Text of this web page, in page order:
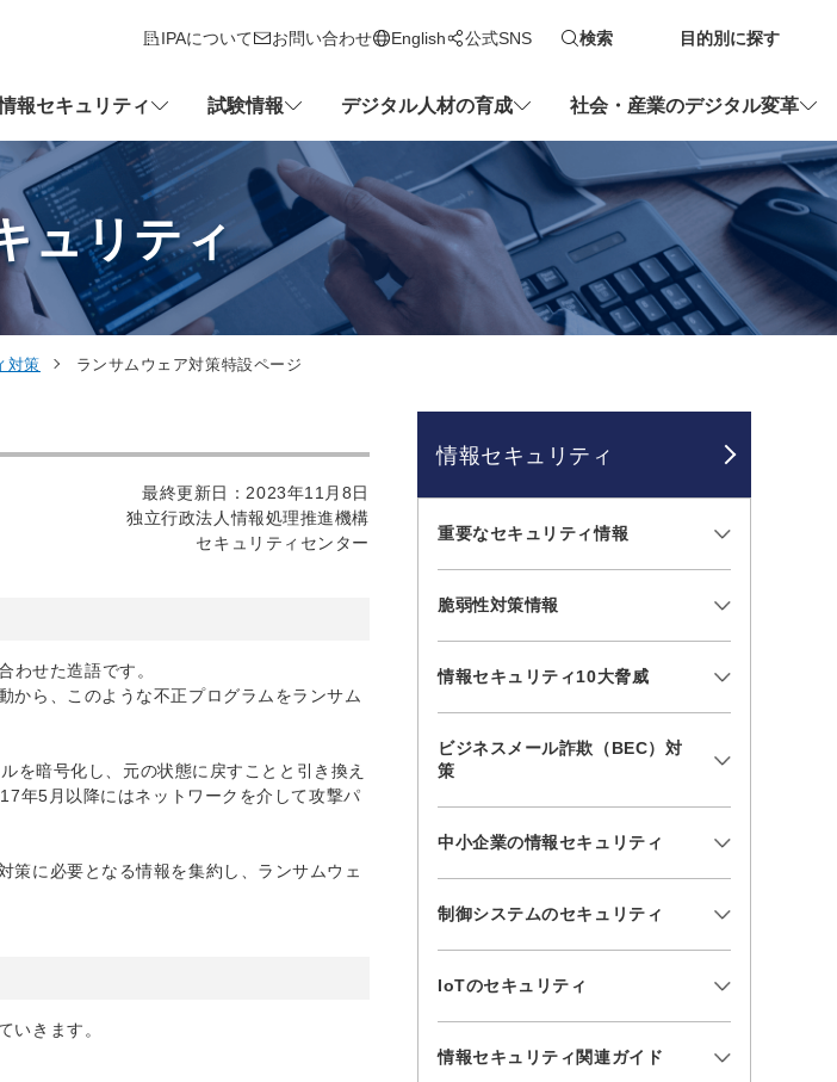
IPAについて
お問い合わせ English
新しいタブで開きます
公式SNS 検索 目的別に探す
報セキュリティ 試験情報 デジタル人材の育成 社会・産業のデジタル変革
ュリティ
対策 ランサムウェア対策特設ページ
最終更新日：2023年11月8日
独立行政法人情報処理推進機構
セキュリティセンター
わせた造語です。
から、このような不正プログラムをランサム
を暗号化し、元の状態に戻すことと引き換え
年5月以降にはネットワークを介して攻撃パ
策に必要となる情報を集約し、ランサムウェ
いきます。
情報セキュリティ
重要なセキュリティ情報
脆弱性対策情報
情報セキュリティ10大脅威
ビジネスメール詐欺（BEC）対
策
中小企業の情報セキュリティ
制御システムのセキュリティ
IoTのセキュリティ
情報セキュリティ関連ガイド